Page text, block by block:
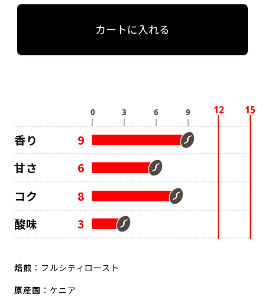
カートに入れる
香り
9
甘さ
6
コク
8
酸味
3
焙煎 ：フルシティロースト
原産国 ：ケニア